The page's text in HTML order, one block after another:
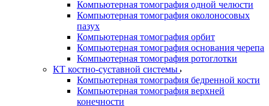
Компьютерная томография одной челюсти
Компьютерная томография околоносовых
пазух
Компьютерная томография орбит
Компьютерная томография основания черепа
Компьютерная томография ротоглотки
КТ костно-суставной системы
Компьютерная томография бедренной кости
Компьютерная томография верхней
конечности